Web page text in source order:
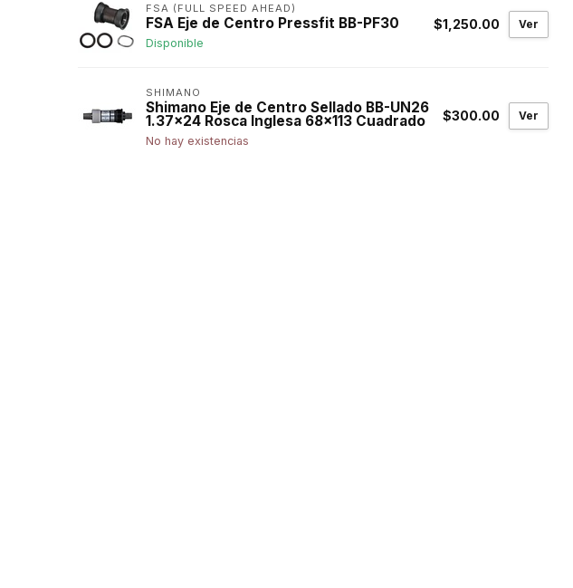
FSA (FULL SPEED AHEAD)
FSA Eje de Centro Pressfit BB-PF30
Disponible
$1,250.00 Ver
SHIMANO
Shimano Eje de Centro Sellado BB-UN26
1.37x24 Rosca Inglesa 68x113 Cuadrado
No hay existencias
$300.00 Ver